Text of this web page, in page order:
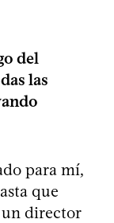
del
las
para mí,
que
un director